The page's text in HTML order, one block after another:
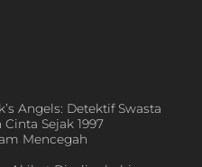
Angels: Detektif Swasta
Sejak 1997
Mencegah